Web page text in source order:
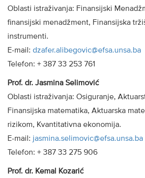
Oblasti istraživanja: Finansijski
finansijski menadžment, Finansijska
instrumenti.
E-mail: dzafer.alibegovic@efsa.unsa.ba
Telefon: + 387 33 253 761
Prof. dr. Jasmina Selimović
Oblasti istraživanja: Osiguranje,
Finansijska matematika, Aktuarska
rizikom, Kvantitativna ekonomija.
E-mail: jasmina.selimovic@efsa.unsa.ba
Telefon: + 387 33 275 906
Prof. dr. Kemal Kozarić